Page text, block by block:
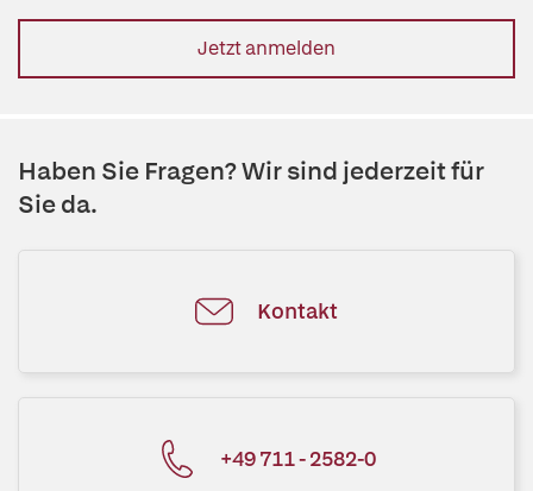
Jetzt anmelden
Haben Sie Fragen? Wir sind jederzeit für
Sie da.
Kontakt
+49 711 - 2582-0